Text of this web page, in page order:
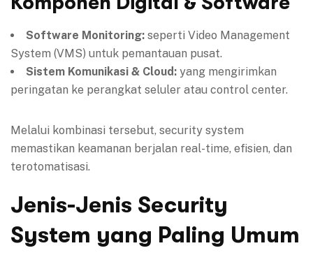
Software Monitoring: seperti Video Management
System (VMS) untuk pemantauan pusat.
Sistem Komunikasi & Cloud: yang mengirimkan
peringatan ke perangkat seluler atau control center.
Melalui kombinasi tersebut, security system
memastikan keamanan berjalan real-time, efisien, dan
terotomatisasi.
Jenis-Jenis Security
System yang Paling Umum